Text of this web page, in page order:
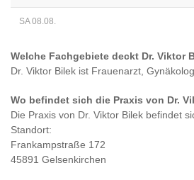
SA 08.08.
Welche Fachgebiete deckt Dr. Viktor
Dr. Viktor Bilek ist Frauenarzt,
Wo befindet sich die Praxis von Dr.
Die Praxis von Dr. Viktor Bilek befindet
Standort:
Frankampstraße 172
45891 Gelsenkirchen